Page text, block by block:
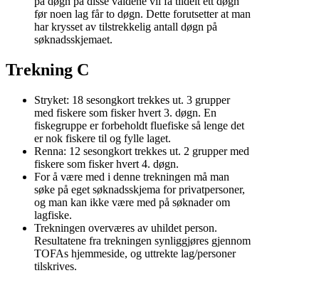
før noen lag får to døgn. Dette forutsetter at man
har krysset av tilstrekkelig antall døgn på
søknadsskjemaet.
Trekning C
Stryket: 18 sesongkort trekkes ut. 3 grupper
med fiskere som fisker hvert 3. døgn. En
fiskegruppe er forbeholdt fluefiske så lenge det
er nok fiskere til og fylle laget.
Renna: 12 sesongkort trekkes ut. 2 grupper med
fiskere som fisker hvert 4. døgn.
For å være med i denne trekningen må man
søke på eget søknadsskjema for privatpersoner,
og man kan ikke være med på søknader om
lagfiske.
Trekningen overværes av uhildet person.
Resultatene fra trekningen synliggjøres gjennom
TOFAs hjemmeside, og uttrekte lag/personer
tilskrives.